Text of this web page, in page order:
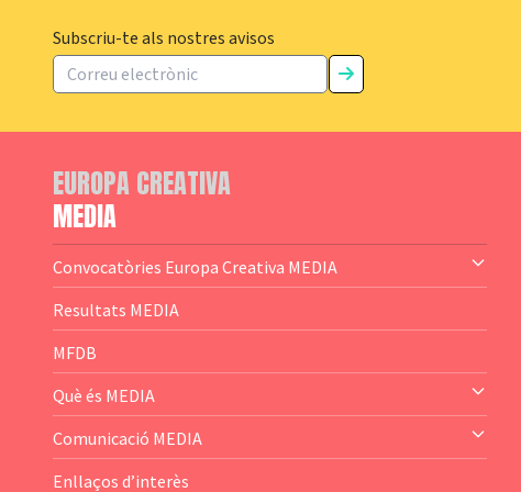
Subscriu-te als nostres avisos
EUROPA CREATIVA
MEDIA
Convocatòries Europa Creativa MEDIA
— Content Cluster
— Business Cluster
— Audience Cluster
— Altres
Resultats MEDIA
MFDB
Què és MEDIA
— El subprograma MEDIA
— Agència Executiva
Comunicació MEDIA
— Estrenes a Catalunya
Enllaços d’interès